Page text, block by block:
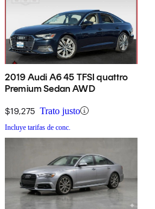
2019 Audi A6 45 TFSI quattro
Premium Sedan AWD
$19,275 Trato justo
Incluye tarifas de conc.